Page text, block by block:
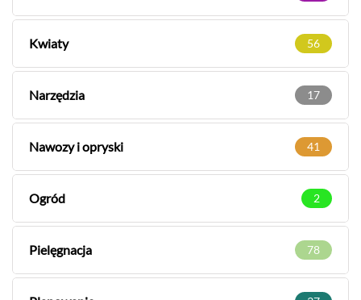
Kwiaty 56
Narzędzia 17
Nawozy i opryski 41
Ogród 2
Pielęgnacja 78